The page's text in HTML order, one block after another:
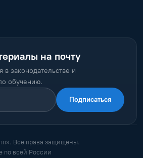
на почту
законодательстве и
обучению.
Подписаться
Все права защищены.
по всей России